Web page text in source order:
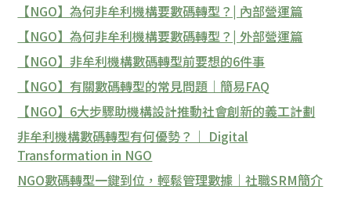
【NGO】為何非牟利機構要數碼轉型？| 內部營運篇
【NGO】為何非牟利機構要數碼轉型？| 外部營運篇
【NGO】非牟利機構數碼轉型前要想的6件事
【NGO】有關數碼轉型的常見問題｜簡易FAQ
【NGO】6大步驟助機構設計推動社會創新的義工計劃
非牟利機構數碼轉型有何優勢？｜ Digital
Transformation in NGO
NGO數碼轉型一鍵到位，輕鬆管理數據｜社職SRM簡介